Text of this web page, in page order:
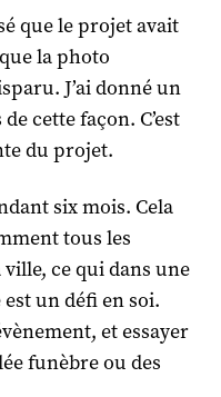
que le projet avait
la photo
J’ai donné un
cette façon. C’est
du projet.
six mois. Cela
tous les
ce qui dans une
un défi en soi.
et essayer
funèbre ou des